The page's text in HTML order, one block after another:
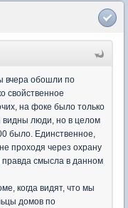
вчера обошли по
свойственное
на фоке было только
видны люди, но в целом
было. Единственное,
проходя через охрану
правда смысла в данном
когда видят, что мы
домов по